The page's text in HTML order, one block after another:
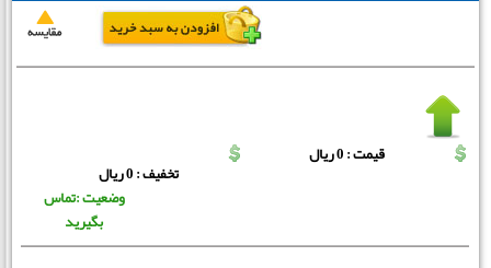
قیمت : 0 ریال
تخفیف : 0 ریال
وضعیت :تماس
بگیرید